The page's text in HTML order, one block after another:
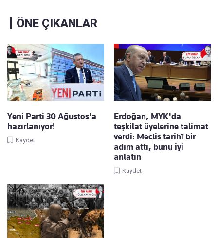
ÖNE ÇIKANLAR
Yeni Parti 30 Ağustos'a
hazırlanıyor!
Kaydet
Erdoğan, MYK'da
teşkilat üyelerine talimat
verdi: Meclis tarihî bir
adım attı, bunu iyi
anlatın
Kaydet